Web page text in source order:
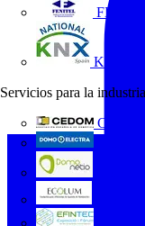
KNX
Servicios para la industria
CEDOM